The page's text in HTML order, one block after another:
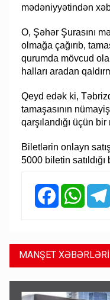
mədəniyyətindən
O, Şəhər Şurasını
olmağa çağırıb,
qurumda mövcud
halları aradan
Qeyd edək ki,
tamaşasının
qarşılandığı üçün
Biletlərin onlayn
5000 biletin
Facebook
MANŞET XƏBƏRLƏRİ